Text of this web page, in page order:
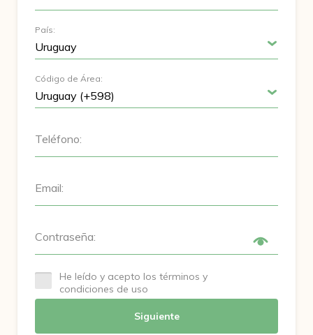
País:
Código de Área:
Teléfono:
Email:
Contraseña:
He leído y acepto los términos y
condiciones de uso
Siguiente